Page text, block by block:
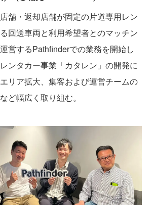
舗・返却店舗が固定の片道専用レン
回送車両と利用希望者とのマッチン
営するPathfinderでの業務を開始し
ンタカー事業「カタレン」の開発に
リア拡大、集客および運営チームの
ど幅広く取り組む。